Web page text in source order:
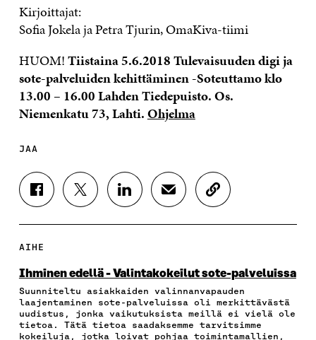
Kirjoittajat:
Sofia Jokela ja Petra Tjurin, OmaKiva-tiimi
HUOM!Tiistaina 5.6.2018 Tulevaisuuden digi ja
sote-palveluiden kehittäminen -Soteuttamo klo
13.00 – 16.00 Lahden Tiedepuisto. Os.
Niemenkatu 73, Lahti.Ohjelma
JAA
J
A
A
E
O
O
K
I
J
A
T
E
R
I
S
J
A
K
D
I
N
I
J
A
K
P
O
S
T
K
O
A
T
I
K
K
AIHE
Ihminen edellä - Valintakokeilut sote-palveluissa
Suunniteltu asiakkaiden valinnanvapauden
laajentaminen sote-palveluissa oli merkittävästä
uudistus, jonka vaikutuksista meillä ei vielä ole
tietoa. Tätä tietoa saadaksemme tarvitsimme
kokeiluja, jotka loivat pohjaa toimintamallien,